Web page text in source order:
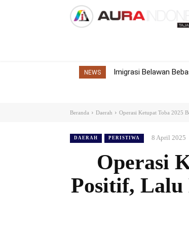
NEWS Imigrasi Belawan
Beranda Daerah Operasi Ketupat Toba 2025
DAERAH PERISTIWA 8 April 2025
Operasi
Positif, Lalu